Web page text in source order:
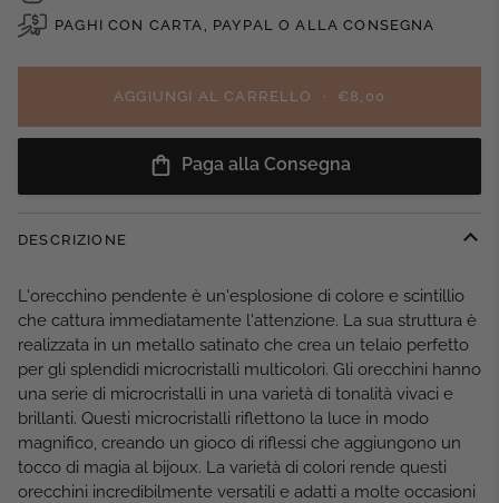
PAGHI CON CARTA, PAYPAL O ALLA CONSEGNA
AGGIUNGI AL CARRELLO • €8,00
Paga alla Consegna
DESCRIZIONE
L'orecchino pendente è un'esplosione di colore e scintillio
che cattura immediatamente l'attenzione. La sua struttura è
realizzata in un metallo satinato che crea un telaio perfetto
per gli splendidi microcristalli multicolori. Gli orecchini hanno
una serie di microcristalli in una varietà di tonalità vivaci e
brillanti. Questi microcristalli riflettono la luce in modo
magnifico, creando un gioco di riflessi che aggiungono un
tocco di magia al bijoux. La varietà di colori rende questi
orecchini incredibilmente versatili e adatti a molte occasioni